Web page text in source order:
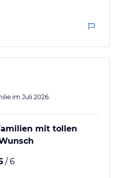
Schifahren mit der ganzen
(Nauders und
gepflegten Pisten für
ist unmittelbar neben der
und kommen gern
im Juli 2026
mit tollen
/ 6